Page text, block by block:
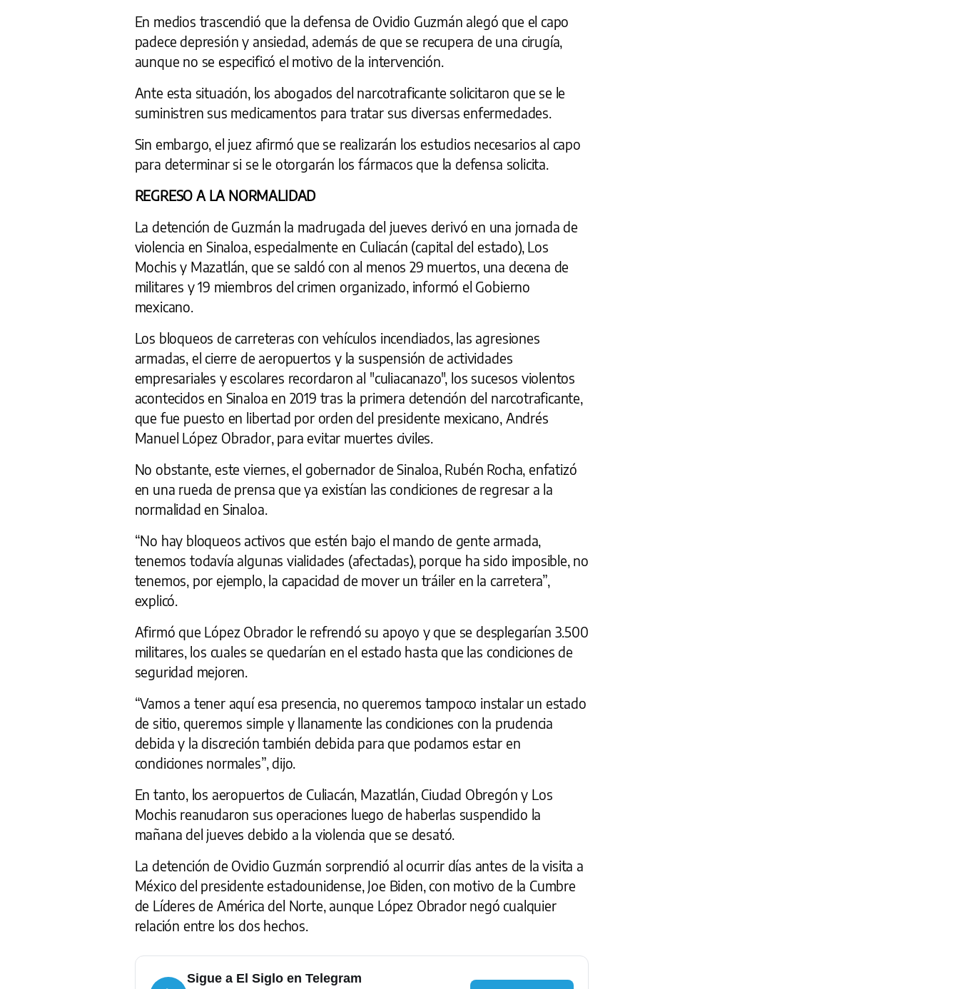
En medios trascendió que la defensa de Ovidio Guzmán alegó que el capo
padece depresión y ansiedad, además de que se recupera de una cirugía,
aunque no se especificó el motivo de la intervención.
Ante esta situación, los abogados del narcotraficante solicitaron que se le
suministren sus medicamentos para tratar sus diversas enfermedades.
Sin embargo, el juez afirmó que se realizarán los estudios necesarios al capo
para determinar si se le otorgarán los fármacos que la defensa solicita.
REGRESO A LA NORMALIDAD
La detención de Guzmán la madrugada del jueves derivó en una jornada de
violencia en Sinaloa, especialmente en Culiacán (capital del estado), Los
Mochis y Mazatlán, que se saldó con al menos 29 muertos, una decena de
militares y 19 miembros del crimen organizado, informó el Gobierno
mexicano.
Los bloqueos de carreteras con vehículos incendiados, las agresiones
armadas, el cierre de aeropuertos y la suspensión de actividades
empresariales y escolares recordaron al "culiacanazo", los sucesos violentos
acontecidos en Sinaloa en 2019 tras la primera detención del narcotraficante,
que fue puesto en libertad por orden del presidente mexicano, Andrés
Manuel López Obrador, para evitar muertes civiles.
No obstante, este viernes, el gobernador de Sinaloa, Rubén Rocha, enfatizó
en una rueda de prensa que ya existían las condiciones de regresar a la
normalidad en Sinaloa.
“No hay bloqueos activos que estén bajo el mando de gente armada,
tenemos todavía algunas vialidades (afectadas), porque ha sido imposible, no
tenemos, por ejemplo, la capacidad de mover un tráiler en la carretera”,
explicó.
Afirmó que López Obrador le refrendó su apoyo y que se desplegarían 3.500
militares, los cuales se quedarían en el estado hasta que las condiciones de
seguridad mejoren.
“Vamos a tener aquí esa presencia, no queremos tampoco instalar un estado
de sitio, queremos simple y llanamente las condiciones con la prudencia
debida y la discreción también debida para que podamos estar en
condiciones normales”, dijo.
En tanto, los aeropuertos de Culiacán, Mazatlán, Ciudad Obregón y Los
Mochis reanudaron sus operaciones luego de haberlas suspendido la
mañana del jueves debido a la violencia que se desató.
La detención de Ovidio Guzmán sorprendió al ocurrir días antes de la visita a
México del presidente estadounidense, Joe Biden, con motivo de la Cumbre
de Líderes de América del Norte, aunque López Obrador negó cualquier
relación entre los dos hechos.
Sigue a El Siglo en Telegram